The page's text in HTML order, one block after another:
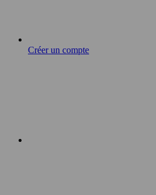
Créer un compte